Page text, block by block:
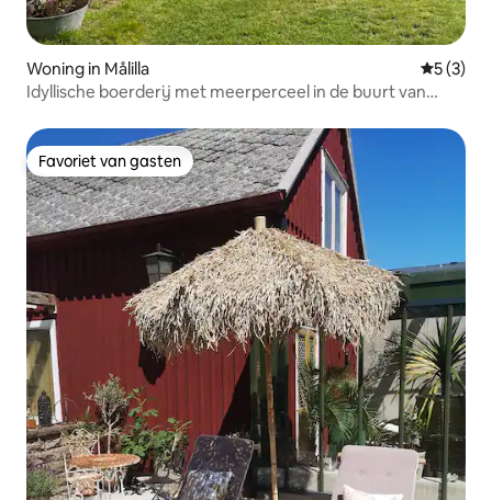
Woning in Målilla
5 (3)
Idyllische boerderij met meerperceel in de buurt van
Favoriet van gasten
Favoriet van gasten